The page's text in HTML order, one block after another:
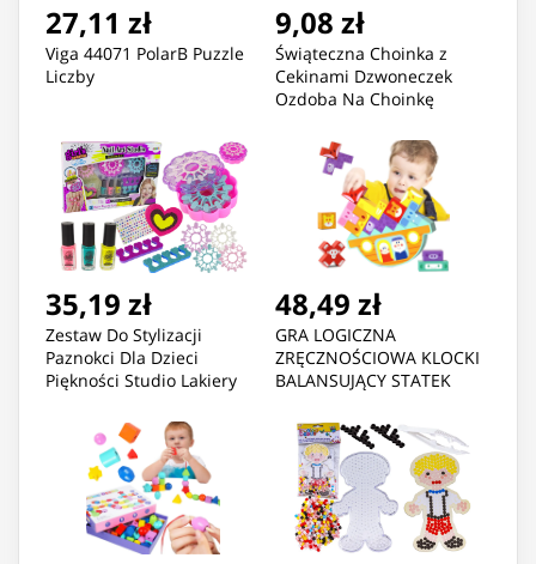
27,11 zł
Viga 44071 PolarB Puzzle
Liczby
9,08 zł
Świąteczna Choinka z
Cekinami Dzwoneczek
Ozdoba Na Choinkę
35,19 zł
Zestaw Do Stylizacji
Paznokci Dla Dzieci
Piękności Studio Lakiery
48,49 zł
GRA LOGICZNA
ZRĘCZNOŚCIOWA KLOCKI
BALANSUJĄCY STATEK
JHTOY-961